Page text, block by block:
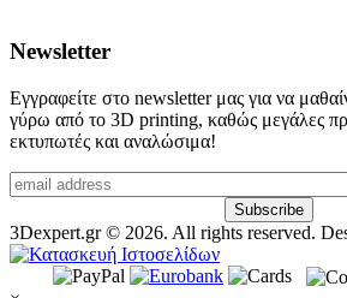
Newsletter
Εγγραφείτε στο newsletter μας για να
γύρω από το 3D printing, καθώς μεγάλες
εκτυπωτές και αναλώσιμα!
3Dexpert.gr © 2026. All rights reserved.